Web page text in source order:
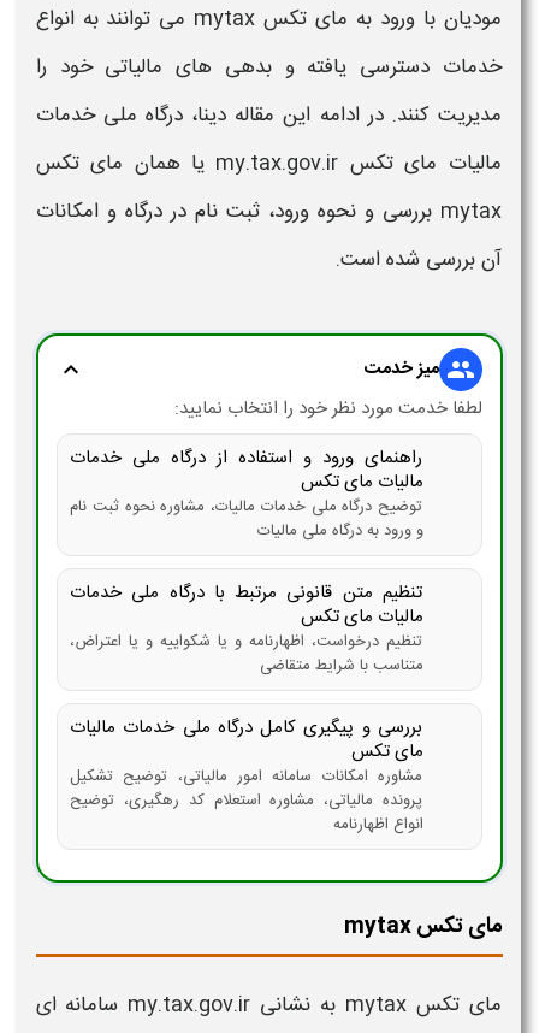
مودیان با ورود به مای تکس mytax می توانند به انواع
خدمات دسترسی یافته و بدهی های مالیاتی خود را
مدیریت کنند. در ادامه این مقاله دینا، درگاه ملی خدمات
مالیات مای تکس my.tax.gov.ir
یا همان مای تکس
mytax بررسی و نحوه ورود، ثبت نام در درگاه و امکانات
آن بررسی شده است.
group میز خدمت expand_more
لطفا خدمت مورد نظر خود را انتخاب نمایید:
راهنمای ورود و استفاده از درگاه ملی خدمات
مالیات مای تکس
توضیح درگاه ملی خدمات مالیات، مشاوره نحوه ثبت نام
و ورود به درگاه ملی مالیات
تنظیم متن قانونی مرتبط با درگاه ملی خدمات
مالیات مای تکس
تنظیم درخواست، اظهارنامه و یا شکواییه و یا اعتراض،
متناسب با شرایط متقاضی
بررسی و پیگیری کامل درگاه ملی خدمات مالیات
مای تکس
مشاوره امکانات سامانه امور مالیاتی، توضیح تشکیل
پرونده مالیاتی، مشاوره استعلام کد رهگیری، توضیح
انواع اظهارنامه
مای تکس mytax
مای تکس mytax به نشانی my.tax.gov.ir سامانه ای